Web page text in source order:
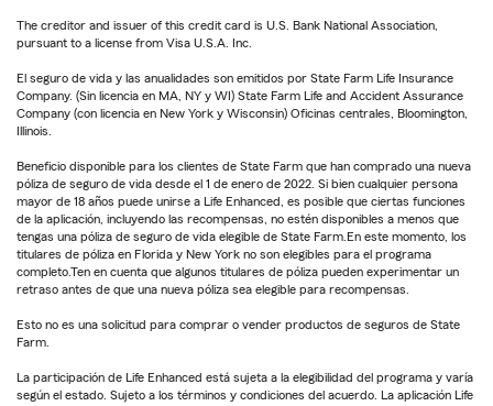
The creditor and issuer of this credit card is U.S. Bank National Association,
pursuant to a license from Visa U.S.A. Inc.
El seguro de vida y las anualidades son emitidos por State Farm Life Insurance
Company. (Sin licencia en MA, NY y WI) State Farm Life and Accident Assurance
Company (con licencia en New York y Wisconsin) Oficinas centrales, Bloomington,
Illinois.
Beneficio disponible para los clientes de State Farm que han comprado una nueva
póliza de seguro de vida desde el 1 de enero de 2022. Si bien cualquier persona
mayor de 18 años puede unirse a Life Enhanced, es posible que ciertas funciones
de la aplicación, incluyendo las recompensas, no estén disponibles a menos que
tengas una póliza de seguro de vida elegible de State Farm.En este momento, los
titulares de póliza en Florida y New York no son elegibles para el programa
completo.Ten en cuenta que algunos titulares de póliza pueden experimentar un
retraso antes de que una nueva póliza sea elegible para recompensas.
Esto no es una solicitud para comprar o vender productos de seguros de State
Farm.
La participación de Life Enhanced está sujeta a la elegibilidad del programa y varía
según el estado. Sujeto a los términos y condiciones del acuerdo. La aplicación Life